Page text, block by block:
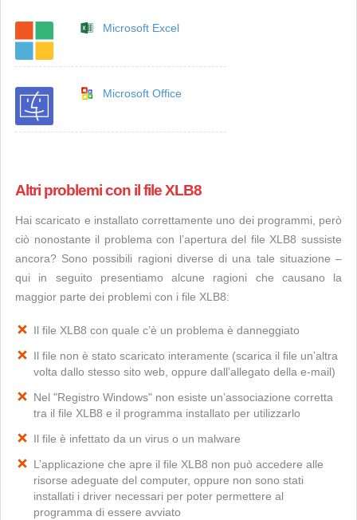
Microsoft Excel
Microsoft Office
Altri problemi con il file XLB8
Hai scaricato e installato correttamente uno dei programmi, però
ciò nonostante il problema con l’apertura del file XLB8 sussiste
ancora? Sono possibili ragioni diverse di una tale situazione –
qui in seguito presentiamo alcune ragioni che causano la
maggior parte dei problemi con i file XLB8:
Il file XLB8 con quale c’è un problema è danneggiato
Il file non è stato scaricato interamente (scarica il file un’altra
volta dallo stesso sito web, oppure dall’allegato della e-mail)
Nel "Registro Windows" non esiste un’associazione corretta
tra il file XLB8 e il programma installato per utilizzarlo
Il file è infettato da un virus o un malware
L’applicazione che apre il file XLB8 non può accedere alle
risorse adeguate del computer, oppure non sono stati
installati i driver necessari per poter permettere al
programma di essere avviato